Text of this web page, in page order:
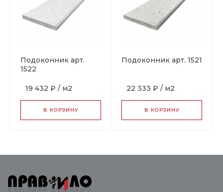
Подоконник арт.
1522
19 432 ₽ / м2
В КОРЗИНУ
Подоконник арт. 1521
22 333 ₽ / м2
В КОРЗИНУ